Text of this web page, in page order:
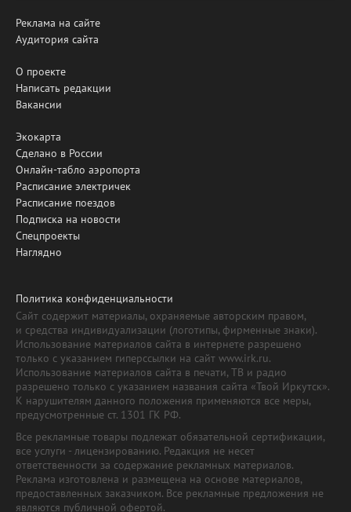
Реклама на сайте
Аудитория сайта
О проекте
Написать редакции
Вакансии
Экокарта
Сделано в России
Онлайн-табло аэропорта
Расписание электричек
Расписание поездов
Подписка на новости
Спецпроекты
Наглядно
Политика конфиденциальности
Сайт содержит материалы, охраняемые авторским правом,
и средства индивидуализации (логотипы, фирменные знаки).
Использование материалов сайта в интернете разрешено
только с указанием гиперссылки на сайт www.irk.ru.
Использование материалов сайта в печати, ТВ и радио
разрешено только с указанием названия сайта «Твой Иркутск».
К нарушителям данного положения применяются все меры,
предусмотренные ст. 1301 ГК РФ.
Все рекламные товары подлежат обязательной сертификации,
все услуги - лицензированию. Редакция не несет
ответственности за содержание рекламных материалов.
Реклама изготовлена и размещена на основе материалов,
предоставленных заказчиком. Все рекламные предложения не
являются публичной офертой.